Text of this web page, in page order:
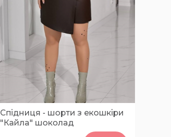
Спідниця - шорти з екошкіри
"Кайла" шоколад